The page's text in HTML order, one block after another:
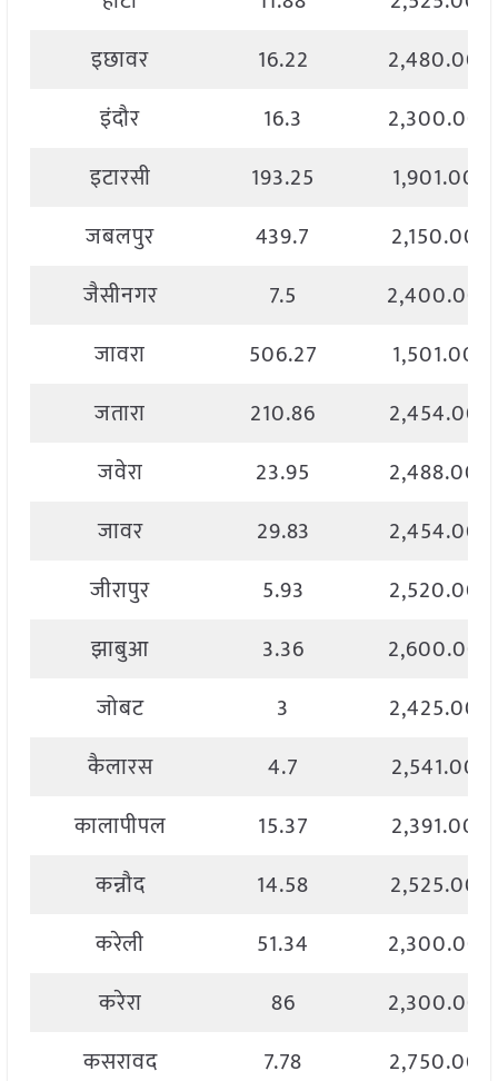
इछावर
16.22
2,480.00
इंदौर
16.3
2,300.00
इटारसी
193.25
1,901.00
जबलपुर
439.7
2,150.00
जैसीनगर
7.5
2,400.00
जावरा
506.27
1,501.00
जतारा
210.86
2,454.00
जवेरा
23.95
2,488.00
जावर
29.83
2,454.00
जीरापुर
5.93
2,520.00
झाबुआ
3.36
2,600.00
जोबट
3
2,425.00
कैलारस
4.7
2,541.00
कालापीपल
15.37
2,391.00
कन्नौद
14.58
2,525.00
करेली
51.34
2,300.00
करेरा
86
2,300.00
कसरावद
7.78 2,750.00